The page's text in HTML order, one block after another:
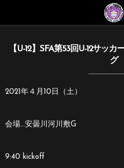
【U-12】SFA第53回U-12サッ
グ
2021年４月10日（土）
会場…安曇川河川敷G
9:40 kickoff